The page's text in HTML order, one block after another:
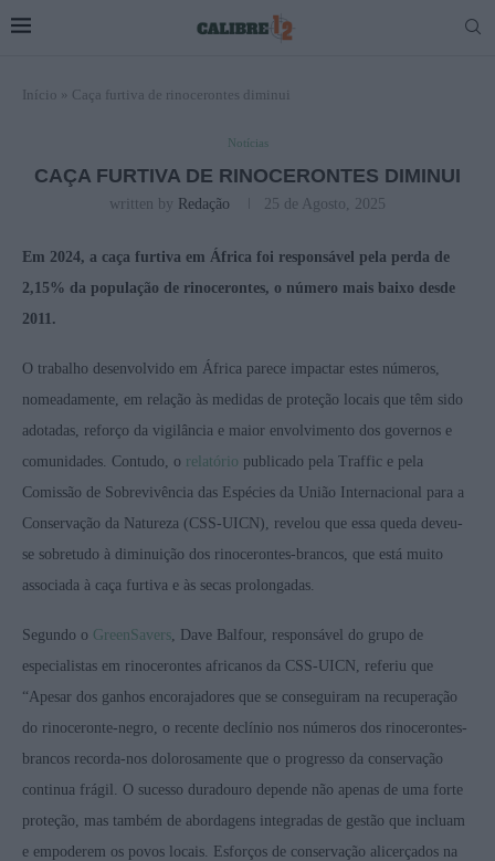
Início » Caça furtiva de rinocerontes diminui
Notícias
CAÇA FURTIVA DE RINOCERONTES DIMINUI
written by Redação 25 de Agosto, 2025
Em 2024, a caça furtiva em África foi responsável pela perda de
2,15% da população de rinocerontes, o número mais baixo desde
2011.
O trabalho desenvolvido em África parece impactar estes números,
nomeadamente, em relação às medidas de proteção locais que têm sido
adotadas, reforço da vigilância e maior envolvimento dos governos e
comunidades. Contudo, o relatório publicado pela Traffic e pela
Comissão de Sobrevivência das Espécies da União Internacional para a
Conservação da Natureza (CSS-UICN), revelou que essa queda deveu-
se sobretudo à diminuição dos rinocerontes-brancos, que está muito
associada à caça furtiva e às secas prolongadas.
Segundo o GreenSavers, Dave Balfour, responsável do grupo de
especialistas em rinocerontes africanos da CSS-UICN, referiu que
“Apesar dos ganhos encorajadores que se conseguiram na recuperação
do rinoceronte-negro, o recente declínio nos números dos rinocerontes-
brancos recorda-nos dolorosamente que o progresso da conservação
continua frágil. O sucesso duradouro depende não apenas de uma forte
proteção, mas também de abordagens integradas de gestão que incluam
e empoderem os povos locais. Esforços de conservação alicerçados na